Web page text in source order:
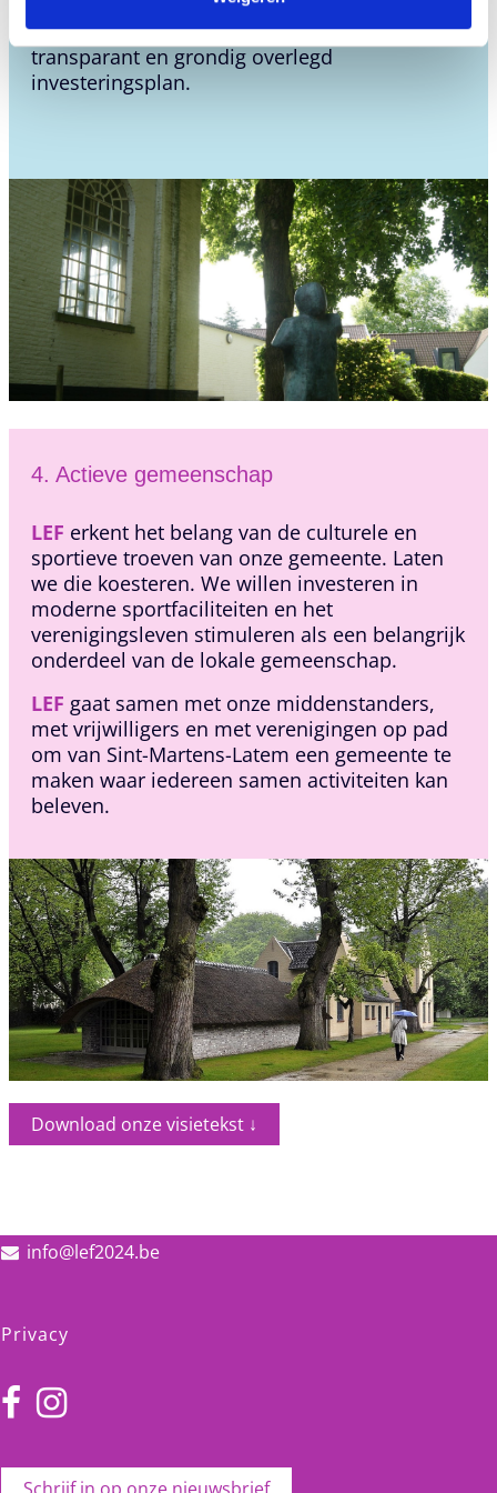
belooft geen luchtkastelen die we niet
kunnen waarmaken. Wij kiezen voor een
transparant en grondig overlegd
investeringsplan.
4. Actieve gemeenschap
LEF erkent het belang van de culturele en
sportieve troeven van onze gemeente. Laten
we die koesteren. We willen investeren in
moderne sportfaciliteiten en het
verenigingsleven stimuleren als een belangrijk
onderdeel van de lokale gemeenschap.
LEF gaat samen met onze middenstanders,
met vrijwilligers en met verenigingen op pad
om van Sint-Martens-Latem een gemeente te
maken waar iedereen samen activiteiten kan
beleven.
Download onze visietekst ↓
info@lef2024.be
Privacy